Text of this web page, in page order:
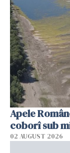
Apele
coborî sub
02 AUGUST 2026